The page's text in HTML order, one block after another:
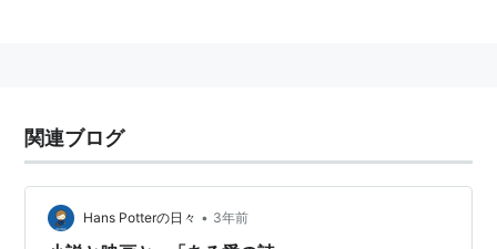
名セリフであり名訳だと編者は思うが、それ故にパロデ
ィも日本語・英語ともにそれなりの数が存在するようで
ある。
関連ブログ
Hans Potterの日々 • 3年前